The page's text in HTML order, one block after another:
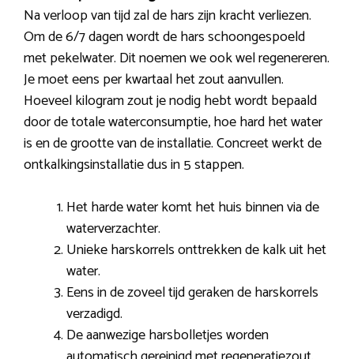
Na verloop van tijd zal de hars zijn kracht verliezen.
Om de 6/7 dagen wordt de hars schoongespoeld
met pekelwater. Dit noemen we ook wel regenereren.
Je moet eens per kwartaal het zout aanvullen.
Hoeveel kilogram zout je nodig hebt wordt bepaald
door de totale waterconsumptie, hoe hard het water
is en de grootte van de installatie. Concreet werkt de
ontkalkingsinstallatie dus in 5 stappen.
Het harde water komt het huis binnen via de
waterverzachter.
Unieke harskorrels onttrekken de kalk uit het
water.
Eens in de zoveel tijd geraken de harskorrels
verzadigd.
De aanwezige harsbolletjes worden